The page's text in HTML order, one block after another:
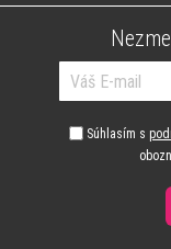
Súhlasím s